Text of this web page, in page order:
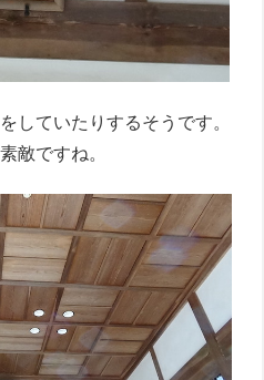
していたりするそうです。
敵ですね。